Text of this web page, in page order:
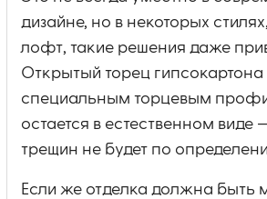
дизайне, но в некоторых
лофт, такие решения даже
Открытый торец
специальным торцевым
остается в естественном виде
трещин не будет по
Если же отделка должна быть